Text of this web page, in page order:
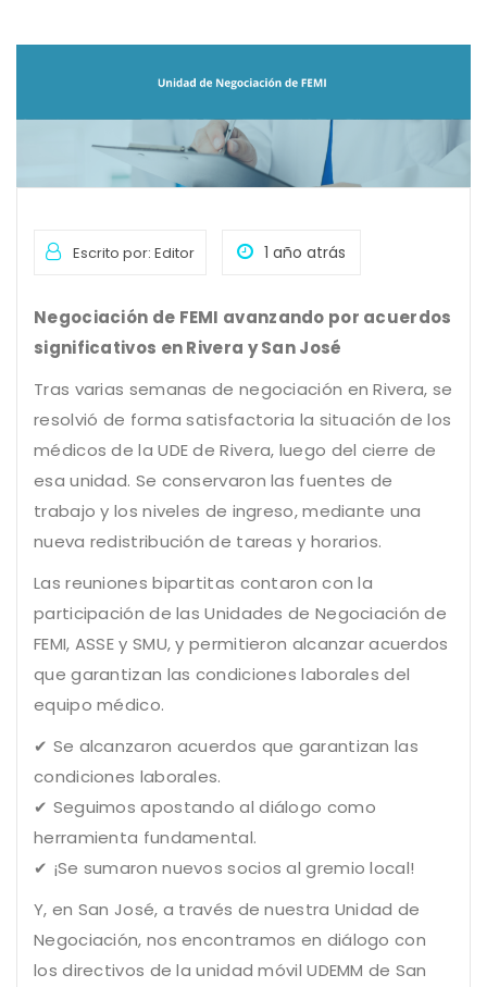
Escrito por: Editor 1 año atrás
Negociación de FEMI avanzando por acuerdos
significativos en Rivera y San José
Tras varias semanas de negociación en Rivera, se
resolvió de forma satisfactoria la situación de los
médicos de la UDE de Rivera, luego del cierre de
esa unidad. Se conservaron las fuentes de
trabajo y los niveles de ingreso, mediante una
nueva redistribución de tareas y horarios.
Las reuniones bipartitas contaron con la
participación de las Unidades de Negociación de
FEMI, ASSE y SMU, y permitieron alcanzar acuerdos
que garantizan las condiciones laborales del
equipo médico.
✔ Se alcanzaron acuerdos que garantizan las
condiciones laborales.
✔ Seguimos apostando al diálogo como
herramienta fundamental.
✔ ¡Se sumaron nuevos socios al gremio local!
Y, en San José, a través de nuestra Unidad de
Negociación, nos encontramos en diálogo con
los directivos de la unidad móvil UDEMM de San